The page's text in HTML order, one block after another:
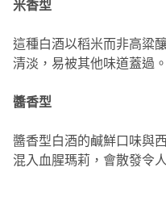
米香型
這種白酒以稻米而非高粱
清淡，易被其他味道蓋過
醬香型
醬香型白酒的鹹鮮口味與
混入血腥瑪莉，會散發令